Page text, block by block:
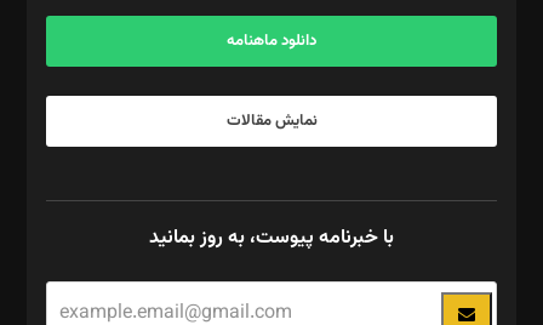
آگهی و مشترکین: ۰۹۱۹۹۹۹۰۴۵۴
دانلود ماهنامه
نمایش مقالات
با خبرنامه پیوست، به روز بمانید